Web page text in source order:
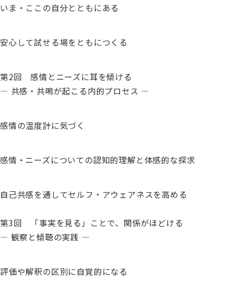
いま・ここの自分とともにある
安心して試せる場をともにつくる
第2回 感情とニーズに耳を傾ける
― 共感・共鳴が起こる内的プロセス ―
感情の温度計に気づく
感情・ニーズについての認知的理解と体感的な探求
自己共感を通してセルフ・アウェアネスを高める
第3回 「事実を見る」ことで、関係がほどける
― 観察と傾聴の実践 ―
評価や解釈の区別に自覚的になる